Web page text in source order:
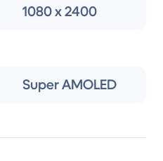
1080 x 2400
Super AMOLED